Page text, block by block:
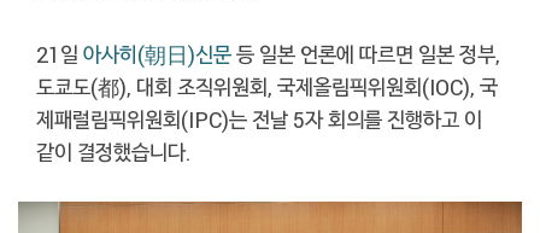
21일 아사히(朝日)신문등 일본 언론에 따르면 일본 정부,
도쿄도(都), 대회 조직위원회, 국제올림픽위원회(IOC), 국
제패럴림픽위원회(IPC)는 전날 5자 회의를 진행하고 이
같이 결정했습니다.